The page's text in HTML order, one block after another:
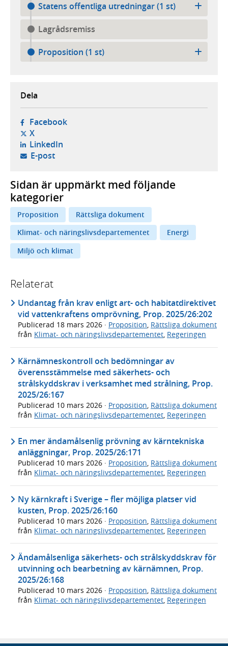
Statens offentliga utredningar (1 st)
Lagrådsremiss
Proposition (1 st)
Dela
Facebook- öppnas i ny flik, extern webbplats,
X- öppnas i ny flik, extern webbplats,
LinkedIn- öppnas i ny flik, extern webbplats,
E-post- öppnar din e-postklient,
Sidan är uppmärkt med följande
kategorier
Proposition
Rättsliga dokument
Klimat- och näringslivsdepartementet
Energi
Miljö och klimat
Relaterat
Undantag från krav enligt art- och habitatdirektivet
vid vattenkraftens omprövning, Prop. 2025/26:202
Publicerad 18 mars 2026 · Proposition, Rättsliga dokument
från Klimat- och näringslivsdepartementet, Regeringen
Kärnämneskontroll och bedömningar av
överensstämmelse med säkerhets- och
strålskyddskrav i verksamhet med strålning, Prop.
2025/26:167
Publicerad 10 mars 2026 · Proposition, Rättsliga dokument
från Klimat- och näringslivsdepartementet, Regeringen
En mer ändamålsenlig prövning av kärntekniska
anläggningar, Prop. 2025/26:171
Publicerad 10 mars 2026 · Proposition, Rättsliga dokument
från Klimat- och näringslivsdepartementet, Regeringen
Ny kärnkraft i Sverige – fler möjliga platser vid
kusten, Prop. 2025/26:160
Publicerad 10 mars 2026 · Proposition, Rättsliga dokument
från Klimat- och näringslivsdepartementet, Regeringen
Ändamålsenliga säkerhets- och strålskyddskrav för
utvinning och bearbetning av kärnämnen, Prop.
2025/26:168
Publicerad 10 mars 2026 · Proposition Rättsliga dokument
från Klimat- och näringslivsdepartementet Regeringen